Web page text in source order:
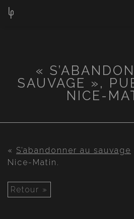
«
SAUVAGE »,
NICE-
« S’abandonner au sauvage
Nice-Matin.
Retour »